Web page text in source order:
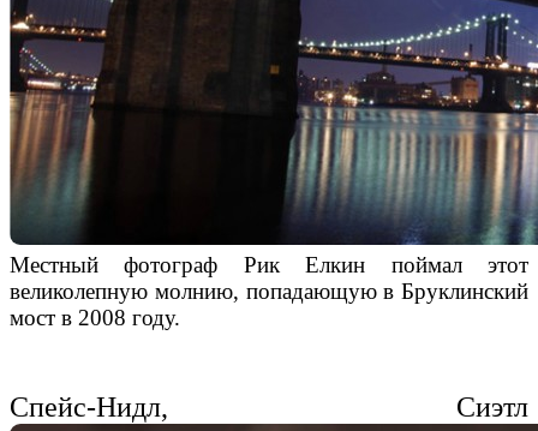
Местный фотограф Рик Елкин поймал
этот
великолепную молнию, попадающую в Бруклинский
мост в 2008 году.
Спейс-Нидл, Сиэтл